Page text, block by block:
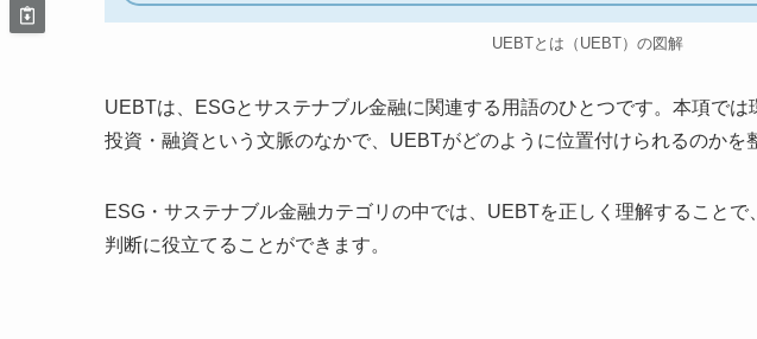
UEBTとは（UEBT）の図解
UEBTは、ESGとサステナブル金融に関連する用語のひとつです。本項で
投資・融資という文脈のなかで、UEBTがどのように位置付けられるのかを
ESG・サステナブル金融カテゴリの中では、UEBTを正しく理解すること
判断に役立てることができます。